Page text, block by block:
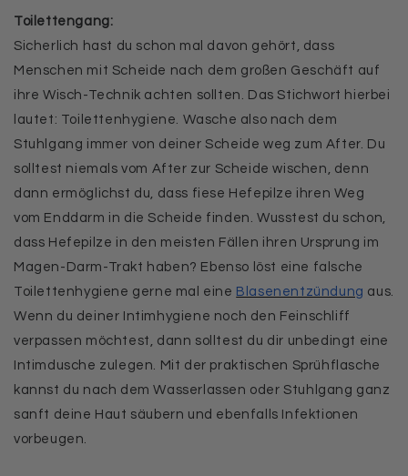
Toilettengang:
Sicherlich hast du schon mal davon gehört, dass
Menschen mit Scheide nach dem großen Geschäft auf
ihre Wisch-Technik achten sollten. Das Stichwort hierbei
lautet: Toilettenhygiene. Wasche also nach dem
Stuhlgang immer von deiner Scheide weg zum After. Du
solltest niemals vom After zur Scheide wischen, denn
dann ermöglichst du, dass fiese Hefepilze ihren Weg
vom Enddarm in die Scheide finden. Wusstest du schon,
dass Hefepilze in den meisten Fällen ihren Ursprung im
Magen-Darm-Trakt haben? Ebenso löst eine falsche
Toilettenhygiene gerne mal eine Blasenentzündung aus.
Wenn du deiner Intimhygiene noch den Feinschliff
verpassen möchtest, dann solltest du dir unbedingt eine
Intimdusche zulegen. Mit der praktischen Sprühflasche
kannst du nach dem Wasserlassen oder Stuhlgang ganz
sanft deine Haut säubern und ebenfalls Infektionen
vorbeugen.